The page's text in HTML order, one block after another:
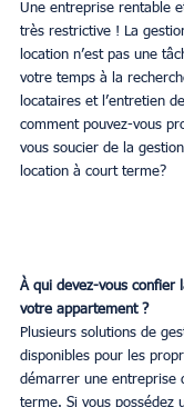
Une entreprise rentable
très restrictive ! La
location n’est pas une
votre temps à la
locataires et l’entretien
comment pouvez-vous
vous soucier de la
location à court terme?
À qui devez-vous confier
votre appartement ?
Plusieurs solutions de
disponibles pour les
démarrer une entreprise
terme. Si vous possédez